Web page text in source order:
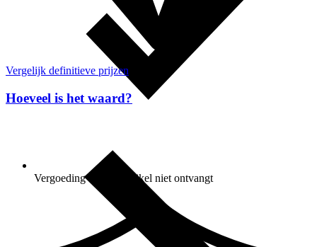
Vergoeding als je je artikel niet ontvangt
Vergelijk definitieve prijzen
Hoeveel is het waard?